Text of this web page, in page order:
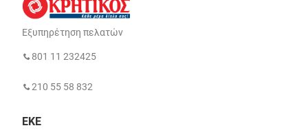
Εξυπηρέτηση πελατών
801 11 232425
210 55 58 832
ΕΚΕ